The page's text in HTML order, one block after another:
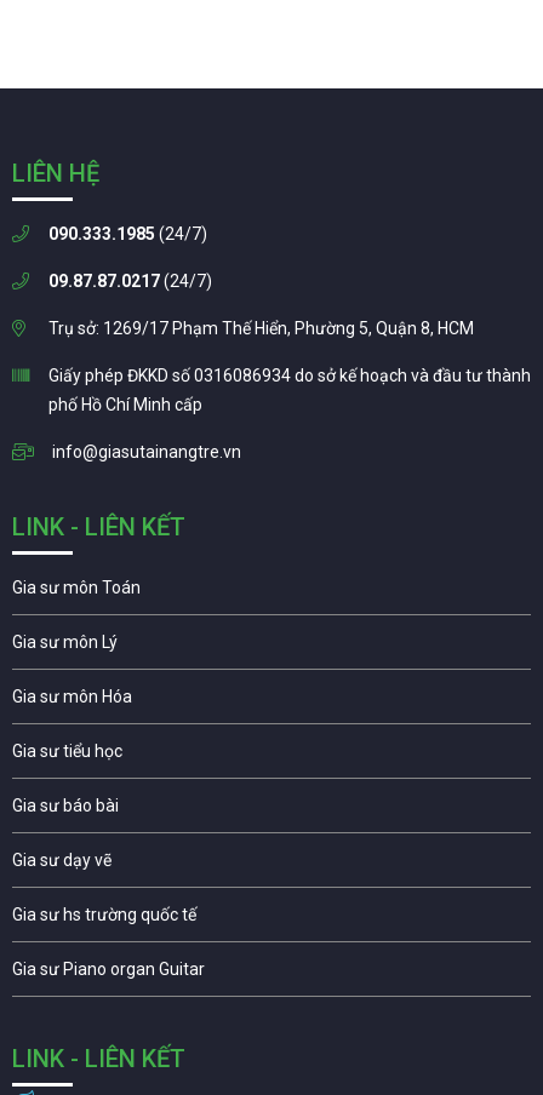
LIÊN HỆ
090.333.1985 (24/7)
09.87.87.0217(24/7)
Trụ sở: 1269/17 Phạm Thế Hiển, Phường 5, Quận 8, HCM
Giấy phép ĐKKD số 0316086934 do sở kế hoạch và đầu tư thành
phố Hồ Chí Minh cấp
info@giasutainangtre.vn
LINK - LIÊN KẾT
Gia sư môn Toán
Gia sư môn Lý
Gia sư môn Hóa
Gia sư tiểu học
Gia sư báo bài
Gia sư dạy vẽ
Gia sư hs trường quốc tế
Gia sư Piano organ Guitar
LINK - LIÊN KẾT